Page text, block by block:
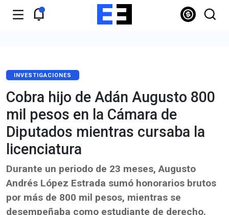
INVESTIGACIONES
Cobra hijo de Adán Augusto 800
mil pesos en la Cámara de
Diputados mientras cursaba la
licenciatura
Durante un periodo de 23 meses, Augusto
Andrés López Estrada sumó honorarios brutos
por más de 800 mil pesos, mientras se
desempeñaba como estudiante de derecho.